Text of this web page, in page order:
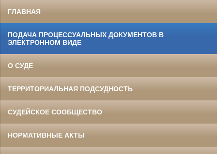
ГЛАВНАЯ
ПОДАЧА ПРОЦЕССУАЛЬНЫХ ДОКУМЕНТОВ В
ЭЛЕКТРОННОМ ВИДЕ
О СУДЕ
ТЕРРИТОРИАЛЬНАЯ ПОДСУДНОСТЬ
СУДЕЙСКОЕ СООБЩЕСТВО
НОРМАТИВНЫЕ АКТЫ